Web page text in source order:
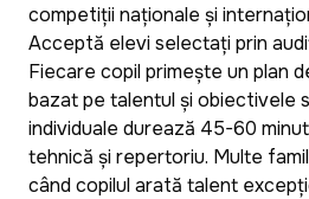
competiții naționale și
Acceptă elevi selectați prin
Fiecare copil primește un plan
bazat pe talentul și obiectivele
individuale durează 45-60
tehnică și repertoriu. Multe
când copilul arată talent